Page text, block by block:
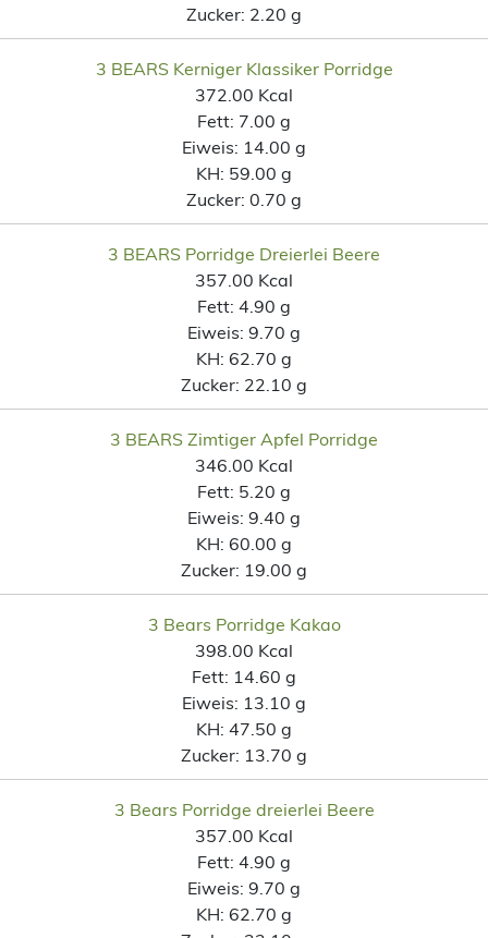
Zucker: 2.20 g
3 BEARS Kerniger Klassiker Porridge
372.00 Kcal
Fett: 7.00 g
Eiweis: 14.00 g
KH: 59.00 g
Zucker: 0.70 g
3 BEARS Porridge Dreierlei Beere
357.00 Kcal
Fett: 4.90 g
Eiweis: 9.70 g
KH: 62.70 g
Zucker: 22.10 g
3 BEARS Zimtiger Apfel Porridge
346.00 Kcal
Fett: 5.20 g
Eiweis: 9.40 g
KH: 60.00 g
Zucker: 19.00 g
3 Bears Porridge Kakao
398.00 Kcal
Fett: 14.60 g
Eiweis: 13.10 g
KH: 47.50 g
Zucker: 13.70 g
3 Bears Porridge dreierlei Beere
357.00 Kcal
Fett: 4.90 g
Eiweis: 9.70 g
KH: 62.70 g